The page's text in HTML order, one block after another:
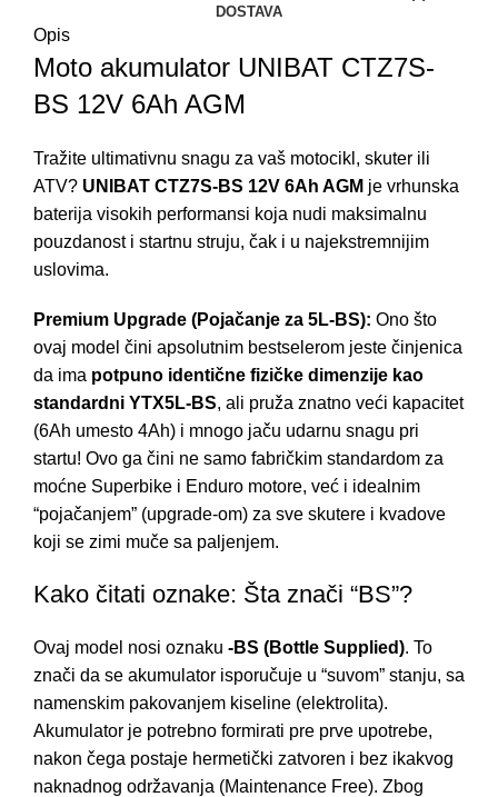
DOSTAVA
Opis
Moto akumulator UNIBAT CTZ7S-
BS 12V 6Ah AGM
Tražite ultimativnu snagu za vaš motocikl, skuter ili
ATV? UNIBAT CTZ7S-BS 12V 6Ah AGM je vrhunska
baterija visokih performansi koja nudi maksimalnu
pouzdanost i startnu struju, čak i u najekstremnijim
uslovima.
Premium Upgrade (Pojačanje za 5L-BS): Ono što
ovaj model čini apsolutnim bestselerom jeste činjenica
da ima potpuno identične fizičke dimenzije kao
standardni YTX5L-BS, ali pruža znatno veći kapacitet
(6Ah umesto 4Ah) i mnogo jaču udarnu snagu pri
startu! Ovo ga čini ne samo fabričkim standardom za
moćne Superbike i Enduro motore, već i idealnim
“pojačanjem” (upgrade-om) za sve skutere i kvadove
koji se zimi muče sa paljenjem.
Kako čitati oznake: Šta znači “BS”?
Ovaj model nosi oznaku -BS (Bottle Supplied). To
znači da se akumulator isporučuje u “suvom” stanju, sa
namenskim pakovanjem kiseline (elektrolita).
Akumulator je potrebno formirati pre prve upotrebe,
nakon čega postaje hermetički zatvoren i bez ikakvog
naknadnog održavanja (Maintenance Free). Zbog